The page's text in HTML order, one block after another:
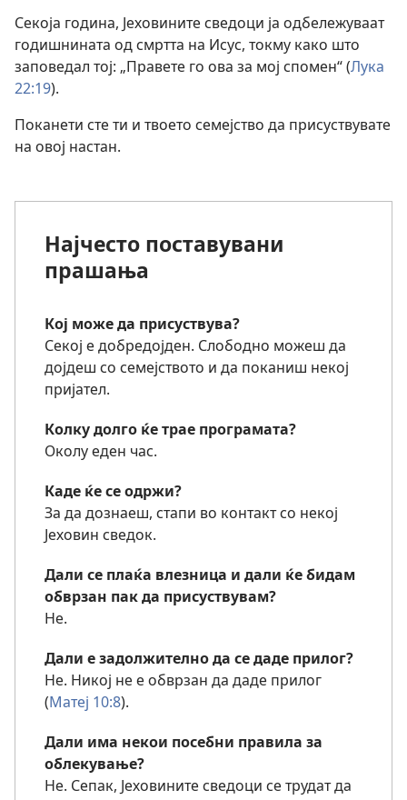
Секоја година, Јеховините сведоци ја одбележуваат
годишнината од смртта на Исус, токму како што
заповедал тој: „Правете го ова за мој спомен“ (Лука
22:19).
Поканети сте ти и твоето семејство да присуствувате
на овој настан.
Најчесто поставувани
прашања
Кој може да присуствува?
Секој е добредојден. Слободно можеш да
дојдеш со семејството и да поканиш некој
пријател.
Колку долго ќе трае програмата?
Околу еден час.
Каде ќе се одржи?
За да дознаеш, стапи во контакт со некој
Јеховин сведок.
Дали се плаќа влезница и дали ќе бидам
обврзан пак да присуствувам?
Не.
Дали е задолжително да се даде прилог?
Не. Никој не е обврзан да даде прилог
(Матеј 10:8).
Дали има некои посебни правила за
облекување?
Не. Сепак, Јеховините сведоци се трудат да